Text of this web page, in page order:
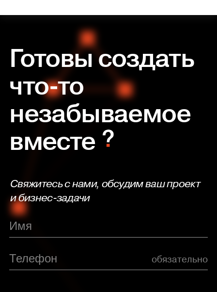
Готовы создать
что-то
незабываемое
вместе
Свяжитесь с нами, обсудим ваш проект
и бизнес-задачи
обязательно